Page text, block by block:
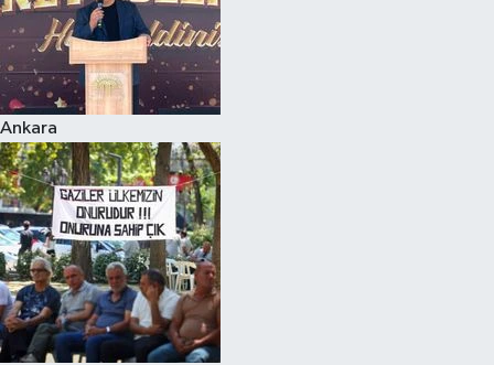
Ankara